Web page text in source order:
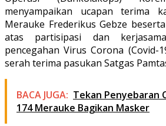
menyampaikan ucapan terima
Merauke Frederikus Gebze
atas partisipasi dan
pencegahan Virus Corona (Covid-
serah terima pasukan Satgas
BACA JUGA: Tekan Penyebaran
174 Merauke Bagikan Masker